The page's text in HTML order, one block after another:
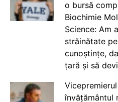
o bursă
Biochimie
Science: Am
străinătate
cunoștințe,
țară și să
învățământul